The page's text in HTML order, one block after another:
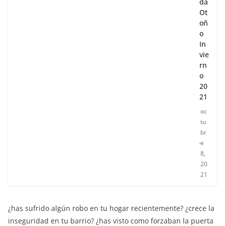
Ot
oñ
o
In
vie
rn
o
20
21
oc
tu
br
e
8,
20
21
¿has sufrido algún robo en tu hogar recientemente? ¿crece la
inseguridad en tu barrio? ¿has visto como forzaban la puerta